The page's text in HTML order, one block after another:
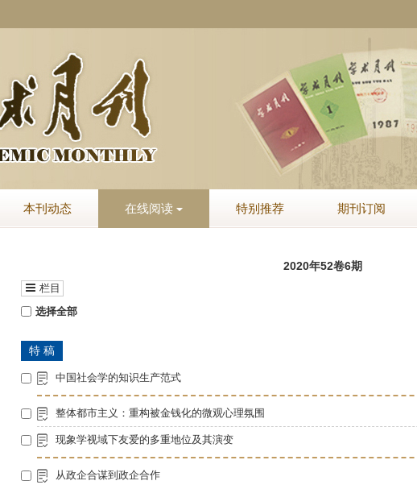
本刊动态 在线阅读 特别推荐 期刊订阅
2020年52卷6期
栏目
选择全部
特 稿
中国社会学的知识生产范式
整体都市主义：重构被金钱化的微观心理氛围
现象学视域下友爱的多重地位及其演变
从政企合谋到政企合作